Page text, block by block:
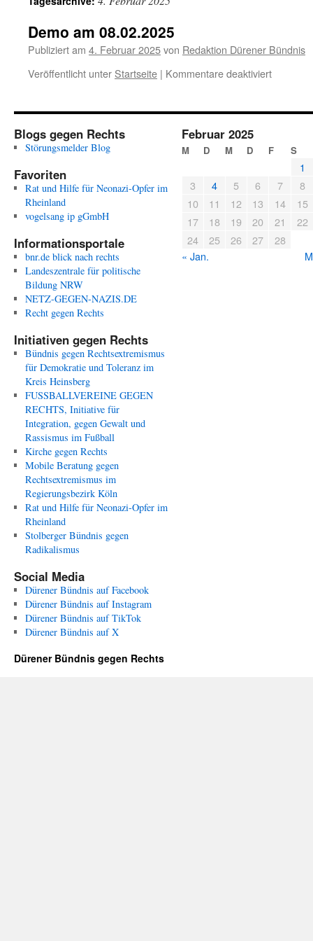
Demo am 08.02.2025
Publiziert am 4. Februar 2025von Redaktion Dürener Bündnis
Veröffentlicht unter Startseite | Kommentare deaktiviertfür
Blogs gegen Rechts
Störungsmelder Blog
Favoriten
Rat und Hilfe für Neonazi-Opfer im
Rheinland
vogelsang ip gGmbH
Informationsportale
bnr.de blick nach rechts
Landeszentrale für politische
Bildung NRW
NETZ-GEGEN-NAZIS.DE
Recht gegen Rechts
Initiativen gegen Rechts
Bündnis gegen Rechtsextremismus
für Demokratie und Toleranz im
Kreis Heinsberg
FUSSBALLVEREINE GEGEN
RECHTS, Initiative für
Integration, gegen Gewalt und
Rassismus im Fußball
Kirche gegen Rechts
Mobile Beratung gegen
Rechtsextremismus im
Regierungsbezirk Köln
Rat und Hilfe für Neonazi-Opfer im
Rheinland
Stolberger Bündnis gegen
Radikalismus
Social Media
Dürener Bündnis auf Facebook
Dürener Bündnis auf Instagram
Dürener Bündnis auf TikTok
Dürener Bündnis auf X
Februar 2025
M D M D F S
1
3
4 5 6 7
8
10
11 12 13 14
15
17
18 19 20 21
22
24
25 26 27
28
« Jan.
Dürener Bündnis gegen Rechts